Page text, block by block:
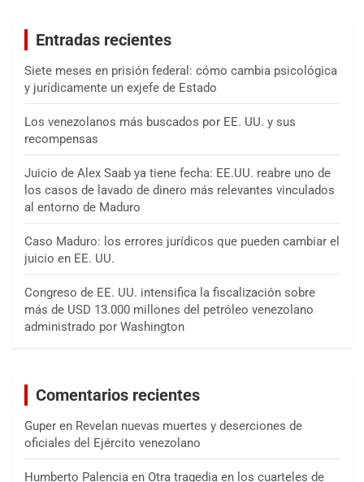
Entradas recientes
Siete meses en prisión federal: cómo cambia psicológica
y jurídicamente un exjefe de Estado
Los venezolanos más buscados por EE. UU. y sus
recompensas
Juicio de Alex Saab ya tiene fecha: EE.UU. reabre uno de
los casos de lavado de dinero más relevantes vinculados
al entorno de Maduro
Caso Maduro: los errores jurídicos que pueden cambiar el
juicio en EE. UU.
Congreso de EE. UU. intensifica la fiscalización sobre
más de USD 13.000 millones del petróleo venezolano
administrado por Washington
Comentarios recientes
Guper en Revelan nuevas muertes y deserciones de
oficiales del Ejército venezolano
Humberto Palencia en Otra tragedia en los cuarteles de